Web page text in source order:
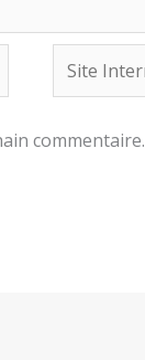
Site
Internet
commentaire.